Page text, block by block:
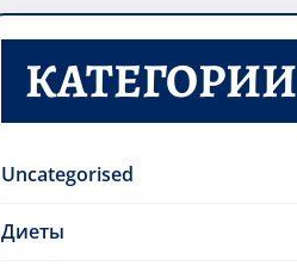
КАТЕГОРИИ
Uncategorised
Диеты